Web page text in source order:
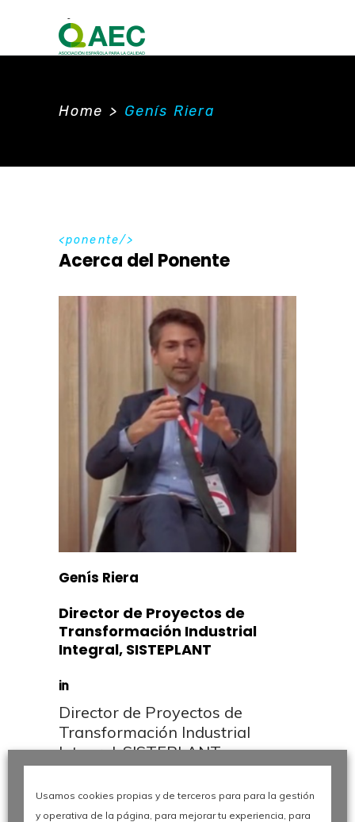
Home > Genís Riera
ponente
Acerca del Ponente
Genís Riera
Director de Proyectos de
Transformación Industrial
Integral, SISTEPLANT
Director de Proyectos de
Transformación Industrial
Integral, SISTEPLANT
Usamos cookies propias y de terceros para para la gestión
y operativa de la página, para mejorar tu experiencia, para